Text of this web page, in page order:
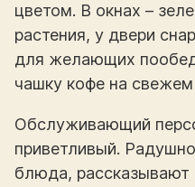
цветом. В окнах –
растения, у двери
для желающих
чашку кофе на свежем
Обслуживающий
приветливый.
блюда, рассказывают